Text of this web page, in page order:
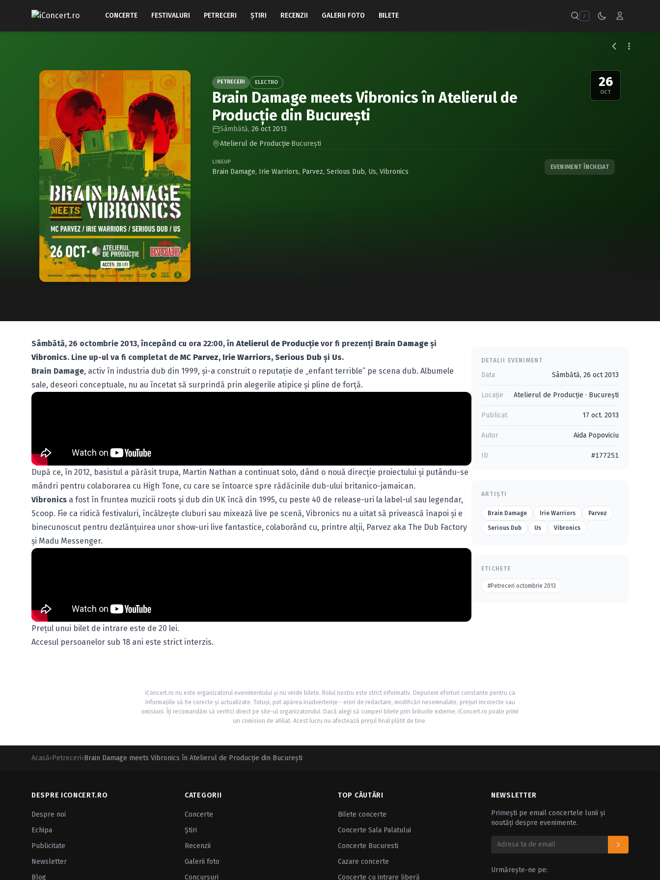
CONCERTE FESTIVALURI PETRECERI ŞTIRI RECENZII GALERII FOTO BILETE /
26
OCT
PETRECERI ELECTRO
Brain Damage meets Vibronics în Atelierul de
Producţie din Bucureşti
Sâmbătă, 26 oct 2013
Atelierul de Producţie·Bucureşti
LINEUP
Brain Damage, Irie Warriors, Parvez, Serious Dub, Us, Vibronics
EVENIMENT ÎNCHEIAT
Sâmbătă, 26 octombrie 2013, începând cu ora 22:00, înAtelierul de Producţie vor fi prezenţi Brain Damage şi
Vibronics. Line up-ul va fi completat de MC Parvez, Irie Warriors, Serious Dub şi Us.
Brain Damage, activ în industria dub din 1999, şi-a construit o reputaţie de „enfant terrible” pe scena dub. Albumele
sale, deseori conceptuale, nu au încetat să surprindă prin alegerile atipice şi pline de forţă.
După ce, în 2012, basistul a părăsit trupa, Martin Nathan a continuat solo, dând o nouă direcţie proiectului şi putându-se
mândri pentru colaborarea cu High Tone, cu care se întoarce spre rădăcinile dub-ului britanico-jamaican.
Vibronics a fost în fruntea muzicii roots şi dub din UK încă din 1995, cu peste 40 de release-uri la label-ul sau legendar,
Scoop. Fie ca ridică festivaluri, încălzeşte cluburi sau mixează live pe scenă, Vibronics nu a uitat să privească înapoi şi e
binecunoscut pentru dezlănţuirea unor show-uri live fantastice, colaborând cu, printre alţii, Parvez aka The Dub Factory
şi Madu Messenger.
Preţul unui bilet de intrare este de 20 lei.
Accesul persoanelor sub 18 ani este strict interzis.
DETALII EVENIMENT
Data Sâmbătă, 26 oct 2013
Locație Atelierul de Producţie · Bucureşti
Publicat 17 oct. 2013
Autor Aida Popoviciu
ID #177251
ARTIȘTI
Brain Damage Irie Warriors Parvez
Serious Dub Us Vibronics
ETICHETE
#Petreceri octombrie 2013
iConcert.ro nu este organizatorul evenimentului și nu vinde bilete. Rolul nostru este strict informativ. Depunem eforturi constante pentru ca
informațiile să fie corecte și actualizate. Totuși, pot apărea inadvertențe - erori de redactare, modificări nesemnalate, prețuri incorecte sau
omisiuni. Îți recomandăm să verifici direct pe site-ul organizatorului. Dacă alegi să cumperi bilete prin linkurile externe, iConcert.ro poate primi
un comision de afiliat. Acest lucru nu afectează prețul final plătit de tine.
Acasă›Petreceri›Brain Damage meets Vibronics în Atelierul de Producţie din Bucureşti
DESPRE ICONCERT.RO
Despre noi
Echipa
Publicitate
Newsletter
Blog
CATEGORII
Concerte
Ştiri
Recenzii
Galerii foto
Concursuri
TOP CĂUTĂRI
Bilete concerte
Concerte Sala Palatului
Concerte Bucuresti
Cazare concerte
Concerte cu intrare liberă
NEWSLETTER
Primești pe email concertele lunii și
noutăți despre evenimente.
Urmărește-ne pe: